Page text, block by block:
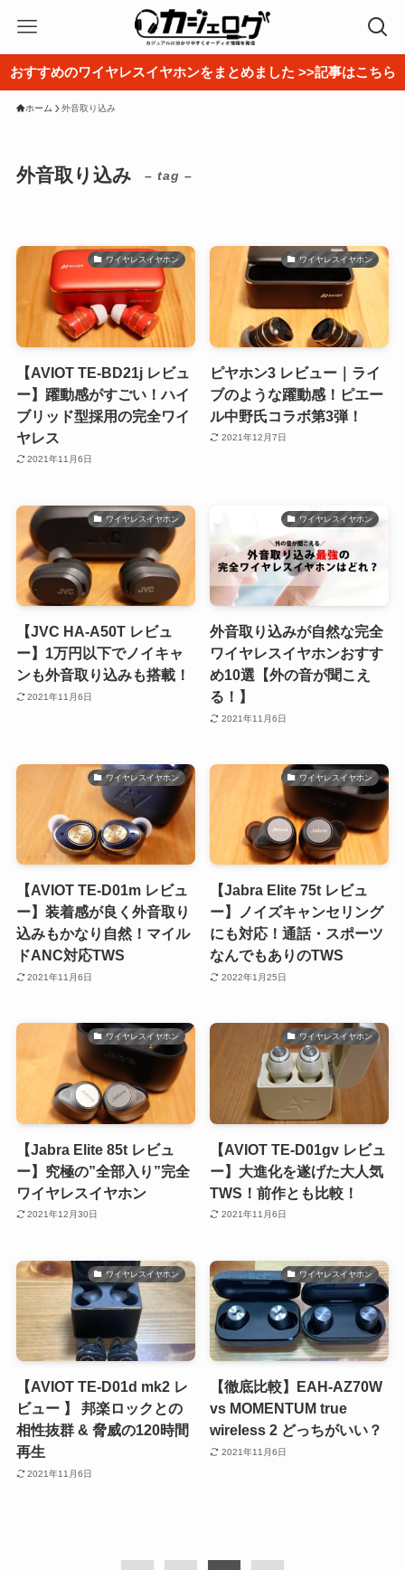
おすすめのワイヤレスイヤホンをまとめました >>記事はこちら
ホーム 外音取り込み
外音取り込み – tag –
ワイヤレスイヤホン
【AVIOT TE-BD21j レビュ
ー】躍動感がすごい！ハイ
ブリッド型採用の完全ワイ
ヤレス
2021年11月6日
ワイヤレスイヤホン
ピヤホン3 レビュー｜ライ
ブのような躍動感！ピエー
ル中野氏コラボ第3弾！
2021年12月7日
ワイヤレスイヤホン
【JVC HA-A50T レビュ
ー】1万円以下でノイキャ
ンも外音取り込みも搭載！
2021年11月6日
ワイヤレスイヤホン
外音取り込みが自然な完全
ワイヤレスイヤホンおすす
め10選【外の音が聞こえ
る！】
2021年11月6日
ワイヤレスイヤホン
【AVIOT TE-D01m レビュ
ー】装着感が良く外音取り
込みもかなり自然！マイル
ドANC対応TWS
2021年11月6日
ワイヤレスイヤホン
【Jabra Elite 75t レビュ
ー】ノイズキャンセリング
にも対応！通話・スポーツ
なんでもありのTWS
2022年1月25日
ワイヤレスイヤホン
【Jabra Elite 85t レビュ
ー】究極の”全部入り”完全
ワイヤレスイヤホン
2021年12月30日
ワイヤレスイヤホン
【AVIOT TE-D01gv レビュ
ー】大進化を遂げた大人気
TWS！前作とも比較！
2021年11月6日
ワイヤレスイヤホン
【AVIOT TE-D01d mk2 レ
ビュー 】 邦楽ロックとの
相性抜群 & 脅威の120時間
再生
2021年11月6日
ワイヤレスイヤホン
【徹底比較】EAH-AZ70W
vs MOMENTUM true
wireless 2 どっちがいい？
2021年11月6日